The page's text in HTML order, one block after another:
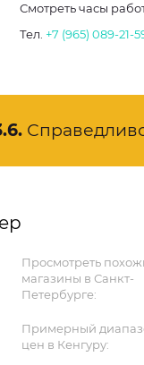
Смотреть часы
Тел. +7 (965) 089-21-
.
Просмотреть
магазины в Санкт-
Петербурге:
Примерный
цен в Кенгуру: